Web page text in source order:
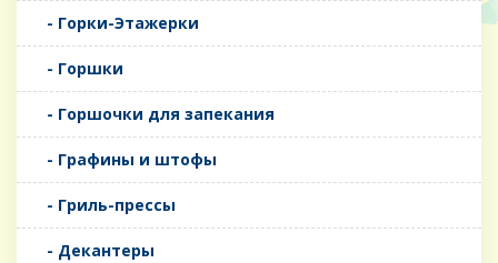
- Горки-Этажерки
- Горшки
- Горшочки для запекания
- Графины и штофы
- Гриль-прессы
- Декантеры